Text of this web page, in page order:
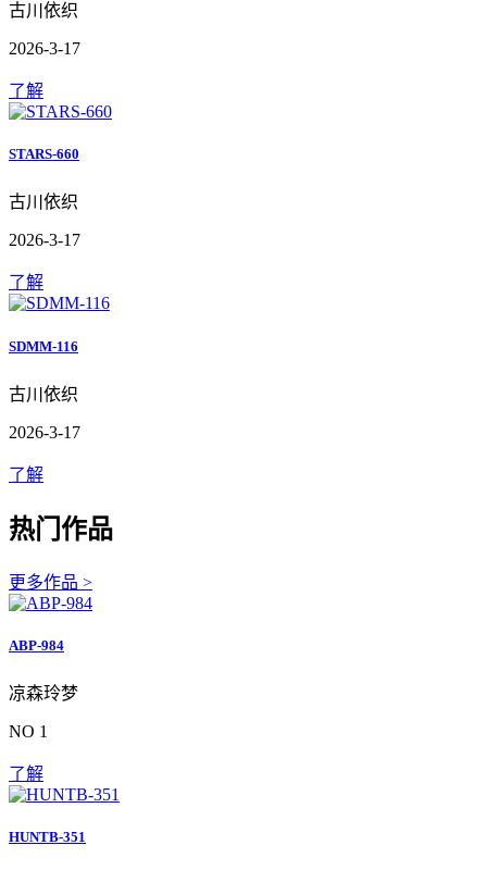
古川依织
2026-3-17
了解
STARS-660
古川依织
2026-3-17
了解
SDMM-116
古川依织
2026-3-17
了解
热门作品
更多作品 >
ABP-984
凉森玲梦
NO 1
了解
HUNTB-351